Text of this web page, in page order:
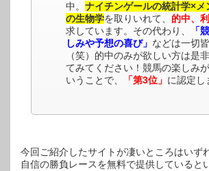
中。 ナイチンゲールの統計学×メ
の生物学を取りいれて、 的中、
求しています。その代わり、
「
しみや予想の喜び」 などは一切
（笑）的中のみが欲しい方は是
てみてください！競馬の楽しみ
いうことで、
「第3位」 に認定し
今回ご紹介したサイトが凄いところはいず
自信の勝負レースを無料で提供していると